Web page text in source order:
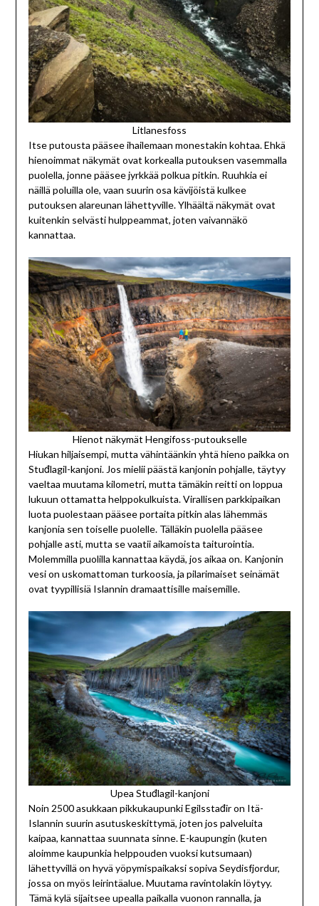
Litlanesfoss
Itse putousta pääsee ihailemaan monestakin kohtaa. Ehkä
hienoimmat näkymät ovat korkealla putouksen vasemmalla
puolella, jonne pääsee jyrkkää polkua pitkin. Ruuhkia ei
näillä poluilla ole, vaan suurin osa kävijöistä kulkee
putouksen alareunan lähettyville. Ylhäältä näkymät ovat
kuitenkin selvästi hulppeammat, joten vaivannäkö
kannattaa.
Hienot näkymät Hengifoss-putoukselle
Hiukan hiljaisempi, mutta vähintäänkin yhtä hieno paikka on
Stuđlagil-kanjoni. Jos mielii päästä kanjonin pohjalle, täytyy
vaeltaa muutama kilometri, mutta tämäkin reitti on loppua
lukuun ottamatta helppokulkuista. Virallisen parkkipaikan
luota puolestaan pääsee portaita pitkin alas lähemmäs
kanjonia sen toiselle puolelle. Tälläkin puolella pääsee
pohjalle asti, mutta se vaatii aikamoista taiturointia.
Molemmilla puolilla kannattaa käydä, jos aikaa on. Kanjonin
vesi on uskomattoman turkoosia, ja pilarimaiset seinämät
ovat tyypillisiä Islannin dramaattisille maisemille.
Upea Stuđlagil-kanjoni
Noin 2500 asukkaan pikkukaupunki Egilsstađir on Itä-
Islannin suurin asutuskeskittymä, joten jos palveluita
kaipaa, kannattaa suunnata sinne. E-kaupungin (kuten
aloimme kaupunkia helppouden vuoksi kutsumaan)
lähettyvillä on hyvä yöpymispaikaksi sopiva Seydisfjordur,
jossa on myös leirintäalue. Muutama ravintolakin löytyy.
Tämä kylä sijaitsee upealla paikalla vuonon rannalla, ja